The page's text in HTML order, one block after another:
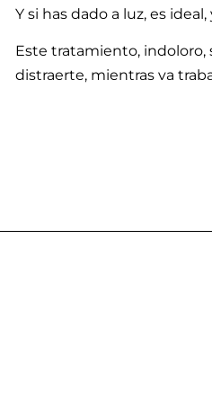
Y si has dado a luz, es
Este tratamiento, indoloro,
distraerte, mientras va